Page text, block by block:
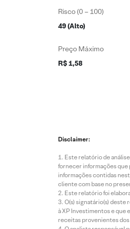
Risco (0 – 100)
49 (Alto)
Preço Máximo
R$ 1,58
Disclaimer:
Este relatório de
fornecer informações que
informações contidas
cliente com base no
Este relatório foi
O(s) signatário(s) deste
à XP Investimentos e que
receitas provenientes